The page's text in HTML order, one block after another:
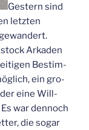
Ges­tern sind
letz­ten
Arka­den
Bestim­
ein gro­
eine Will­
war den­noch
die sogar